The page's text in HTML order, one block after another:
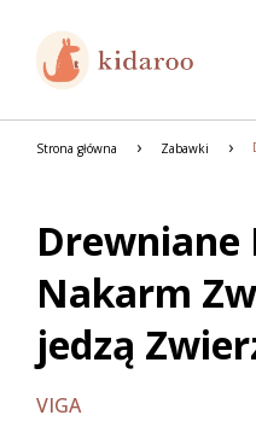
Strona główna Zabawki
Drewniane
Nakarm
jedzą
VIGA